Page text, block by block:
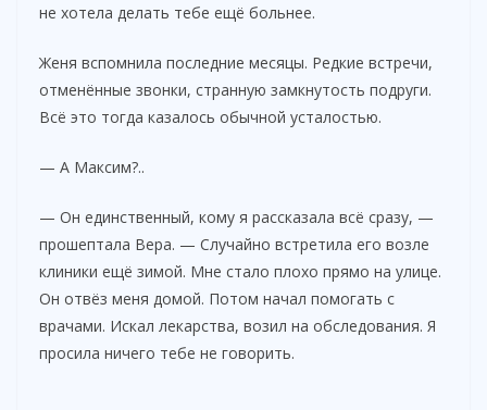
не хотела делать тебе ещё больнее.
Женя вспомнила последние месяцы. Редкие встречи,
отменённые звонки, странную замкнутость подруги.
Всё это тогда казалось обычной усталостью.
— А Максим?..
— Он единственный, кому я рассказала всё сразу, —
прошептала Вера. — Случайно встретила его возле
клиники ещё зимой. Мне стало плохо прямо на улице.
Он отвёз меня домой. Потом начал помогать с
врачами. Искал лекарства, возил на обследования. Я
просила ничего тебе не говорить.